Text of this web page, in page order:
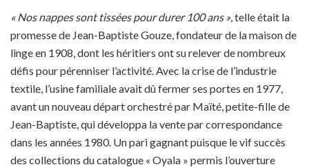
« Nos nappes sont tissées pour durer 100 ans », telle était la
promesse de Jean-Baptiste Gouze, fondateur de la maison de
linge en 1908, dont les héritiers ont su relever de nombreux
défis pour pérenniser l’activité. Avec la crise de l’industrie
textile, l’usine familiale avait dû fermer ses portes en 1977,
avant un nouveau départ orchestré par Maïté, petite-fille de
Jean-Baptiste, qui développa la vente par correspondance
dans les années 1980. Un pari gagnant puisque le vif succès
des collections du catalogue « Oyala » permis l’ouverture